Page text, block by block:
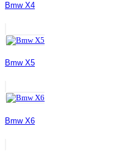
Bmw X4
Bmw X5
Bmw X6